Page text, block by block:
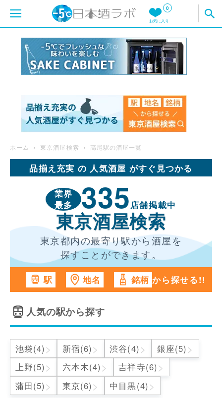
0
お気に入り
ホーム 東京酒屋検索 高尾駅の酒屋一覧
品揃え充実 の 人気酒屋 がすぐ見つかる
業界
最多
335店舗掲載中
東京酒屋検索
東京都内の最寄り駅から酒屋を
探すことができます。
駅 地名 銘柄 から探せる!!
人気の駅から探す
池袋(4) > 新宿(6) > 渋谷(4) > 銀座(5) >
上野(5) > 六本木(4) > 吉祥寺(6) >
蒲田(5) > 東京(6) > 中目黒(4) >